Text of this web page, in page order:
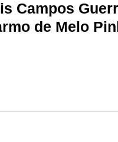
Campos
de Melo